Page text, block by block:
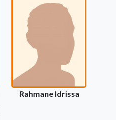
Rahmane Idrissa